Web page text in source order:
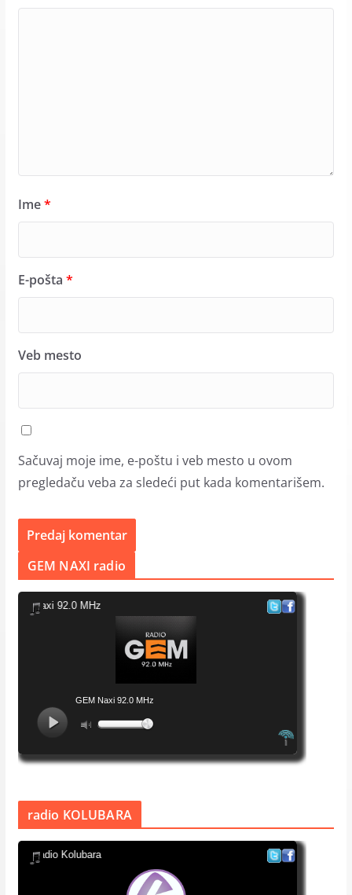
Ime*
E-pošta *
Veb mesto
Sačuvaj moje ime, e-poštu i veb mesto u ovom
pregledaču veba za sledeći put kada komentarišem.
GEM NAXI radio
radio KOLUBARA